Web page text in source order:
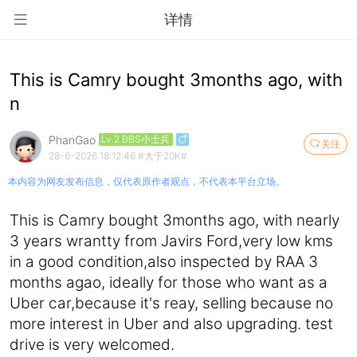
详情
This is Camry bought 3months ago, with
n
关注
PhanGao Lv.2 BBS小士兵
28-6-2026 18:12:46 #大于20K#
本内容为网友发布信息，仅代表原作者观点，不代表本平台立场。
This is Camry bought 3months ago, with nearly
3 years wrantty from Javirs Ford,very low kms
in a good condition,also inspected by RAA 3
months agao, ideally for those who want as a
Uber car,because it's reay, selling because no
more interest in Uber and also upgrading. test
drive is very welcomed.